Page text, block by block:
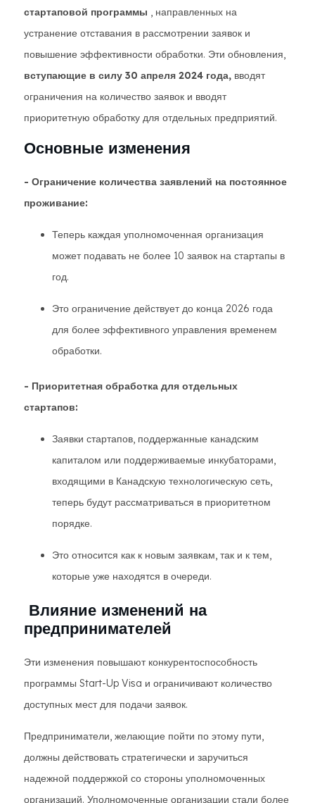
стартаповой программы , направленных на
устранение отставания в рассмотрении заявок и
повышение эффективности обработки. Эти обновления,
вступающие в силу 30 апреля 2024 года, вводят
ограничения на количество заявок и вводят
приоритетную обработку для отдельных предприятий.
Основные изменения
- Ограничение количества заявлений на постоянное
проживание:
Теперь каждая уполномоченная организация
может подавать не более 10 заявок на стартапы в
год.
Это ограничение действует до конца 2026 года
для более эффективного управления временем
обработки.
- Приоритетная обработка для отдельных
стартапов:
Заявки стартапов, поддержанные канадским
капиталом или поддерживаемые инкубаторами,
входящими в Канадскую технологическую сеть,
теперь будут рассматриваться в приоритетном
порядке.
Это относится как к новым заявкам, так и к тем,
которые уже находятся в очереди.
Влияние изменений на
предпринимателей
Эти изменения повышают конкурентоспособность
программы Start-Up Visa и ограничивают количество
доступных мест для подачи заявок.
Предприниматели, желающие пойти по этому пути,
должны действовать стратегически и заручиться
надежной поддержкой со стороны уполномоченных
организаций. Уполномоченные организации стали более